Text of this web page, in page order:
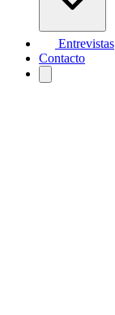
Entrevistas
Contacto